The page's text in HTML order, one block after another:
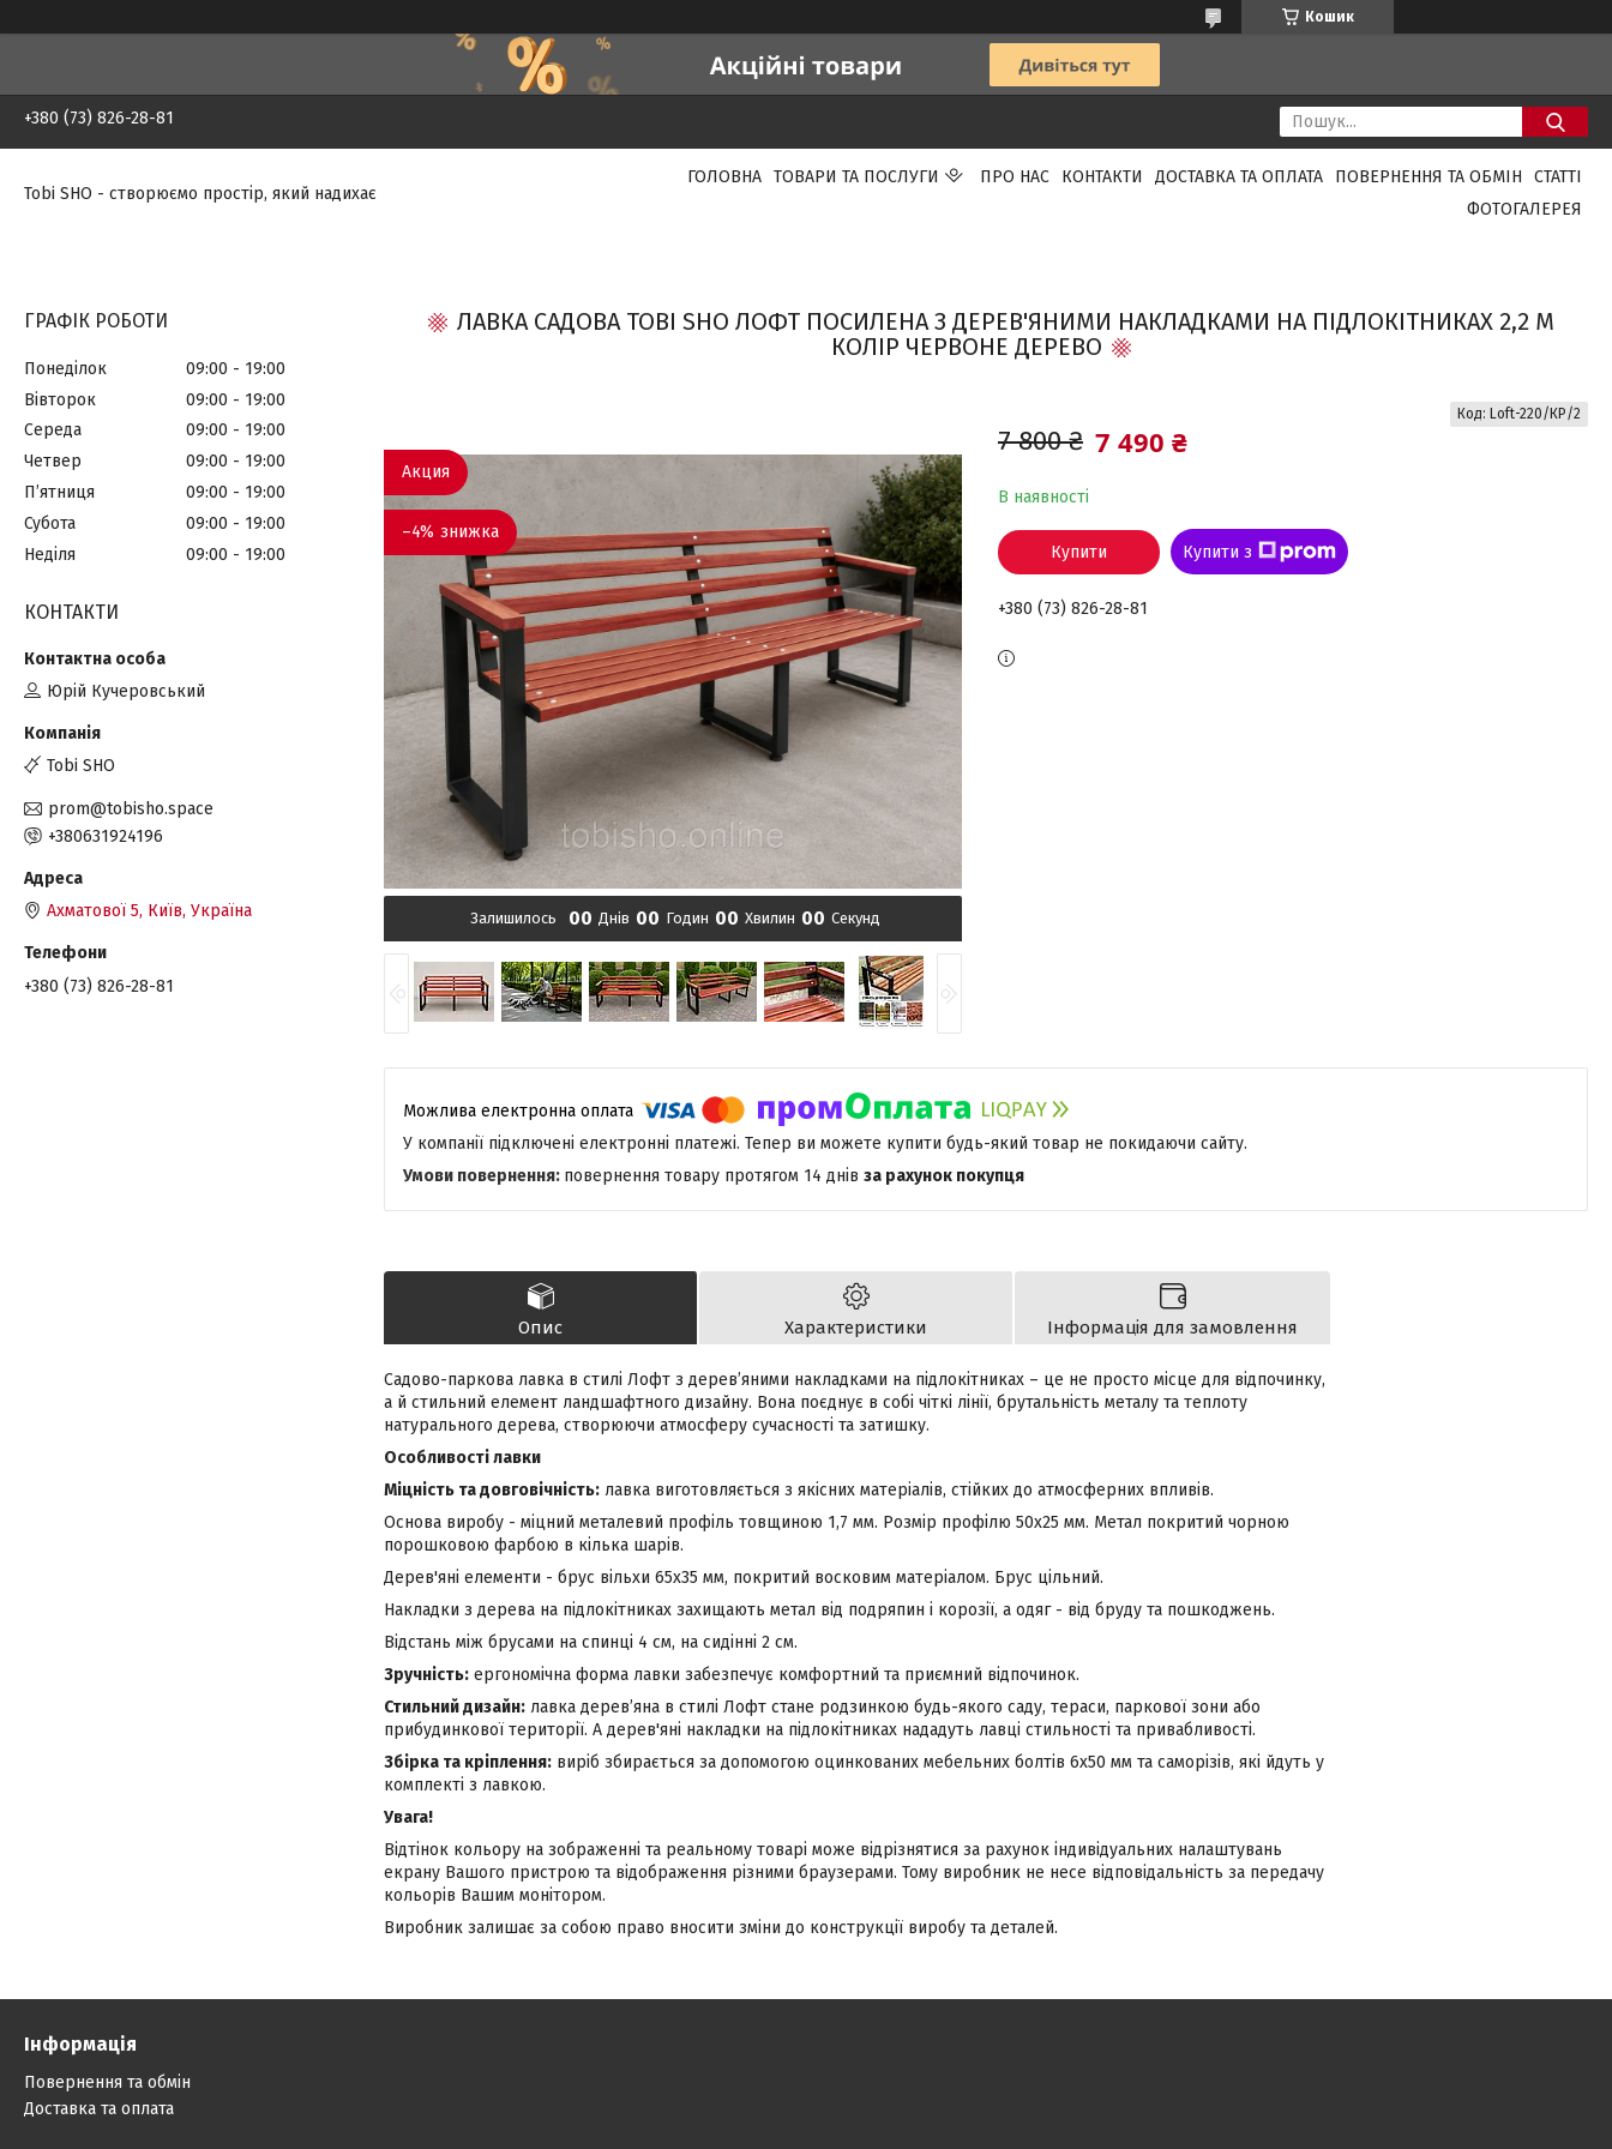
Кошик
+380 (73) 826-28-81
Tobi SHO - створюємо простір, який надихає
ГОЛОВНА ТОВАРИ ТА ПОСЛУГИ ПРО НАС КОНТАКТИ ДОСТАВКА ТА ОПЛАТА ПОВЕРНЕННЯ ТА ОБМІН
СТАТТІ
ФОТОГАЛЕРЕЯ
ЛАВКА САДОВА TOBI SHO ЛОФТ ПОСИЛЕНА З ДЕРЕВ'ЯНИМИ НАКЛАДКАМИ НА ПІДЛОКІТНИКАХ 2,2 М
КОЛІР ЧЕРВОНЕ ДЕРЕВО
Акция
–4%
Залишилось 00 Днів 00 Годин 00 Хвилин 00 Секунд
7 800 ₴ 7 490 ₴
В наявності
Код: Loft-220/КР/2
Купити Купити з
+380 (73) 826-28-81
У компанії підключені електронні платежі. Тепер ви можете купити будь-який товар не покидаючи сайту.
повернення товару протягом 14 днів за рахунок покупця
Опис Характеристики Інформація для замовлення
Садово-паркова лавка в стилі Лофт з дерев’яними накладками на підлокітниках – це не просто місце для відпочинку,
а й стильний елемент ландшафтного дизайну. Вона поєднує в собі чіткі лінії, брутальність металу та теплоту
натурального дерева, створюючи атмосферу сучасності та затишку.
Особливості лавки
Міцність та довговічність: лавка виготовляється з якісних матеріалів, стійких до атмосферних впливів.
Основа виробу - міцний металевий профіль товщиною 1,7 мм. Розмір профілю 50х25 мм. Метал покритий чорною
порошковою фарбою в кілька шарів.
Дерев'яні елементи - брус вільхи 65х35 мм, покритий восковим матеріалом. Брус цільний.
Накладки з дерева на підлокітниках захищають метал від подряпин і корозії, а одяг - від бруду та пошкоджень.
Відстань між брусами на спинці 4 см, на сидінні 2 см.
Зручність: ергономічна форма лавки забезпечує комфортний та приємний відпочинок.
Стильний дизайн: лавка дерев’яна в стилі Лофт стане родзинкою будь-якого саду, тераси, паркової зони або
прибудинкової території. А дерев'яні накладки на підлокітниках нададуть лавці стильності та привабливості.
Збірка та кріплення: виріб збирається за допомогою оцинкованих мебельних болтів 6х50 мм та саморізів, які йдуть у
комплекті з лавкою.
Увага!
Відтінок кольору на зображенні та реальному товарі може відрізнятися за рахунок індивідуальних налаштувань
екрану Вашого пристрою та відображення різними браузерами. Тому виробник не несе відповідальність за передачу
кольорів Вашим монітором.
Виробник залишає за собою право вносити зміни до конструкції виробу та деталей.
ГРАФІК РОБОТИ
Понеділок 09:00
19:00
Вівторок
09:00
19:00
Середа
09:00
19:00
Четвер
09:00
19:00
Пʼятниця
09:00
19:00
Субота
09:00
19:00
Неділя
09:00 19:00
КОНТАКТИ
Юрій Кучеровський
Tobi SHO
prom@tobisho.space
+380631924196
Ахматової 5, Київ, Україна
+380 (73) 826-28-81
Інформація
Повернення та обмін
Доставка та оплата